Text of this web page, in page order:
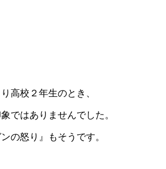
高校２年生のとき、
ではありませんでした。
の怒り』もそうです。